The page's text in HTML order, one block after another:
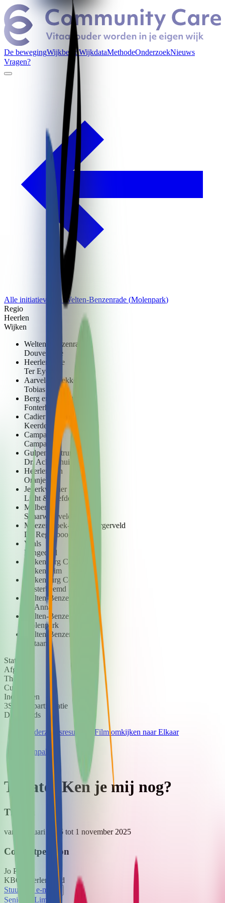
De bewegingWijkbeeldWijkdataMethodeOnderzoekNieuws
Vragen?
Alle initiatieven in Welten-Benzenrade (Molenpark)
Regio
Heerlen
Wijken
Welten-Benzenrade
Douvenrade
Heerlerheide
Ter Eyck
Aarveld - Bekkerveld
Tobias
Berg en Terblijt
Fonterhof
Cadier en Keer
Keerderberg
Campagne
Campagne
Gulpen centrum
Dr. Ackenshuis
Heerlerbaan
Oranjehof
Jekerkwartier
Licht & Liefde
Malberg
Scharwyerveld
Meezenbroek-Schaesbergerveld
De Regenboog
Vaals
Langedael
Valkenburg Centrum
Valkenheim
Valkenburg Centrum
Oosterbeemd
Welten-Benzenrade
St. Anna
Welten-Benzenrade
Molenpark
Welten-Benzenrade
Plataan
Status
Afgerond
Thema
Cultureel
Indicatoren
3Sociale participatie
Downloads
Onderzoeksresultaten Film omkijken naar Elkaar
Aanpak
Theater Ken je mij nog?
Tijdlijn
van 1 januari 2025 tot 1 november 2025
Contactpersoon
Jo Piefer
KBO Heerlen Stad
Stuur een e-mail
Senioren Limburg